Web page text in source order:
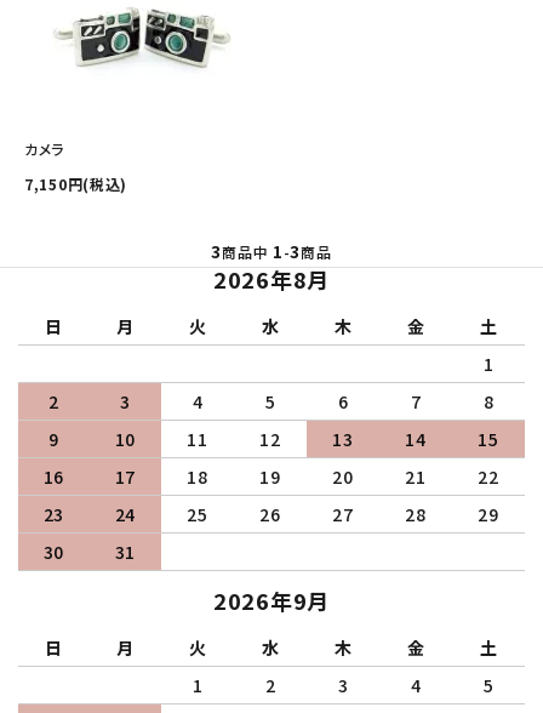
カフス相談室
カメラ
7,150円(税込)
3商品中 1-3商品
2026年8月
日 月 火 水 木 金
土
1
2
3 4 5 6 7
8
9
10 11 12 13 14
15
16
17 18 19 20 21
22
23
24 25 26 27 28
29
30
31
2026年9月
日 月 火 水 木 金
土
1
2 3 4
5